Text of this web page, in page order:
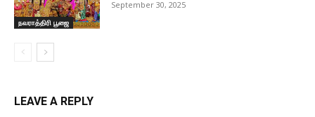
நவராத்திரி பூஜை
September 30, 2025
LEAVE A REPLY